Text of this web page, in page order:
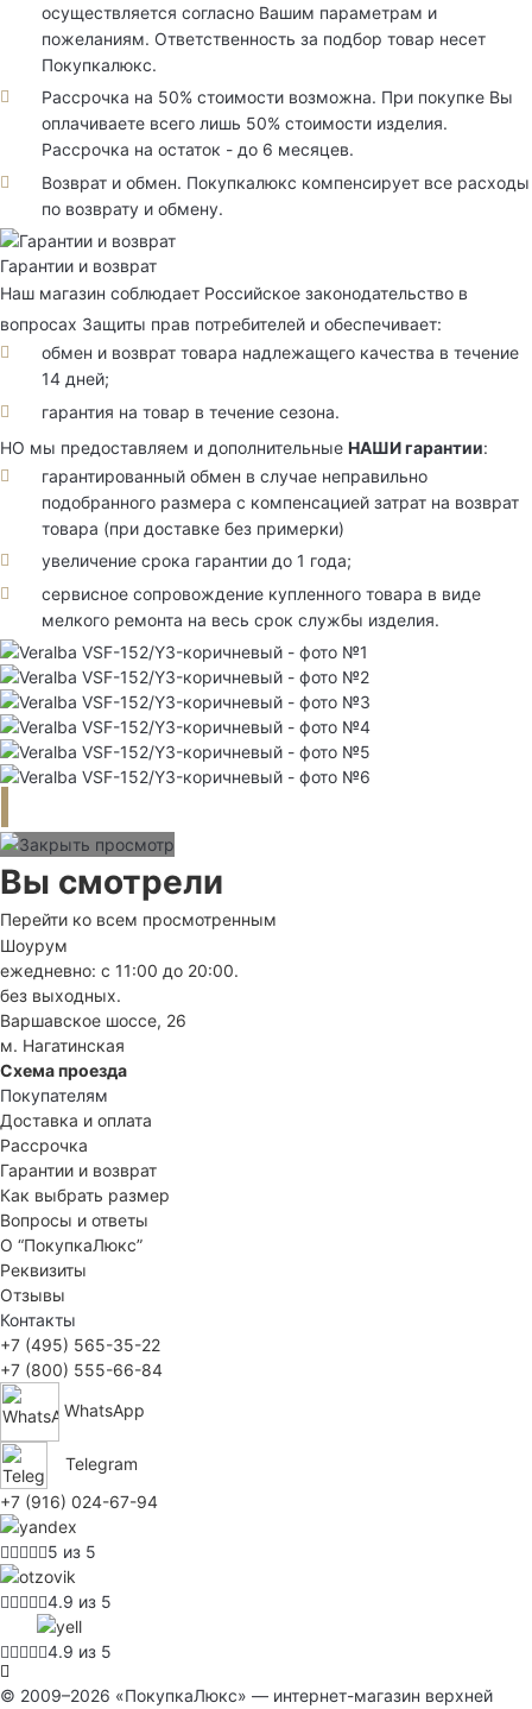
осуществляется согласно Вашим параметрам и
пожеланиям. Ответственность за подбор товар несет
Покупкалюкс.
Рассрочка на 50% стоимости возможна. При покупке Вы
оплачиваете всего лишь 50% стоимости изделия.
Рассрочка на остаток - до 6 месяцев.
Возврат и обмен. Покупкалюкс компенсирует все расходы
по возврату и обмену.
Гарантии и возврат
Наш магазин соблюдает Российское законодательство в
вопросах Защиты прав потребителей и обеспечивает:
обмен и возврат товара надлежащего качества в течение
14 дней;
гарантия на товар в течение сезона.
НО мы предоставляем и дополнительные НАШИ гарантии:
гарантированный обмен в случае неправильно
подобранного размера с компенсацией затрат на возврат
товара (при доставке без примерки)
увеличение срока гарантии до 1 года;
сервисное сопровождение купленного товара в виде
мелкого ремонта на весь срок службы изделия.
Вы смотрели
Перейти ко всем просмотренным
Шоурум
ежедневно: с 11:00 до 20:00.
без выходных.
Варшавское шоссе, 26
м. Нагатинская
Схема проезда
Покупателям
Доставка и оплата
Рассрочка
Гарантии и возврат
Как выбрать размер
Вопросы и ответы
О “ПокупкаЛюкс”
Реквизиты
Отзывы
Контакты
+7 (495) 565-35-22
+7 (800) 555-66-84
WhatsApp
Telegram
+7 (916) 024-67-94
5 из 5
4.9 из 5
4.9 из 5
© 2009–2026 «ПокупкаЛюкс» — интернет-магазин верхней